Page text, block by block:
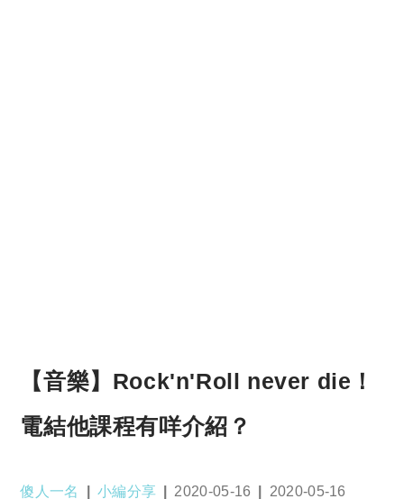
【音樂】Rock'n'Roll never die！
電結他課程有咩介紹？
Post
傻人一名
Post
小編分享
Post
2020-05-16
Post
2020-05-16